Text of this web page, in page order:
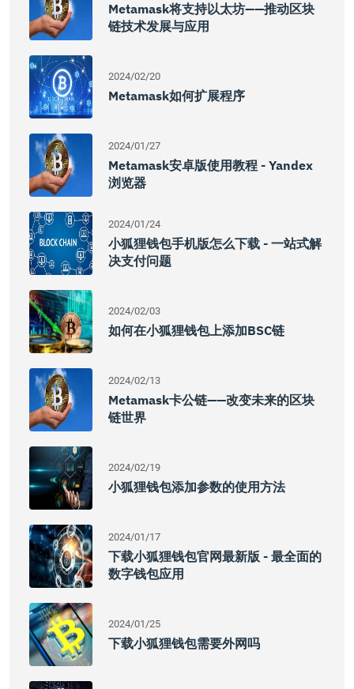
Metamask将支持以太坊——推动区块
链技术发展与应用
2024/02/20
Metamask如何扩展程序
2024/01/27
Metamask安卓版使用教程 - Yandex
浏览器
2024/01/24
小狐狸钱包手机版怎么下载 - 一站式解
决支付问题
2024/02/03
如何在小狐狸钱包上添加BSC链
2024/02/13
Metamask卡公链——改变未来的区块
链世界
2024/02/19
小狐狸钱包添加参数的使用方法
2024/01/17
下载小狐狸钱包官网最新版 - 最全面的
数字钱包应用
2024/01/25
下载小狐狸钱包需要外网吗